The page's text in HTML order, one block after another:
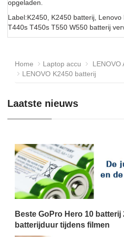
opgeladen.
Label:K2450, K2450 batterij,
T440s T450s T550 W550 batterij
Home Laptop accu
LENOVO
LENOVO K2450 batterij
Laatste nieuws
Beste GoPro Hero 10 batterij
batterijduur tijdens filmen